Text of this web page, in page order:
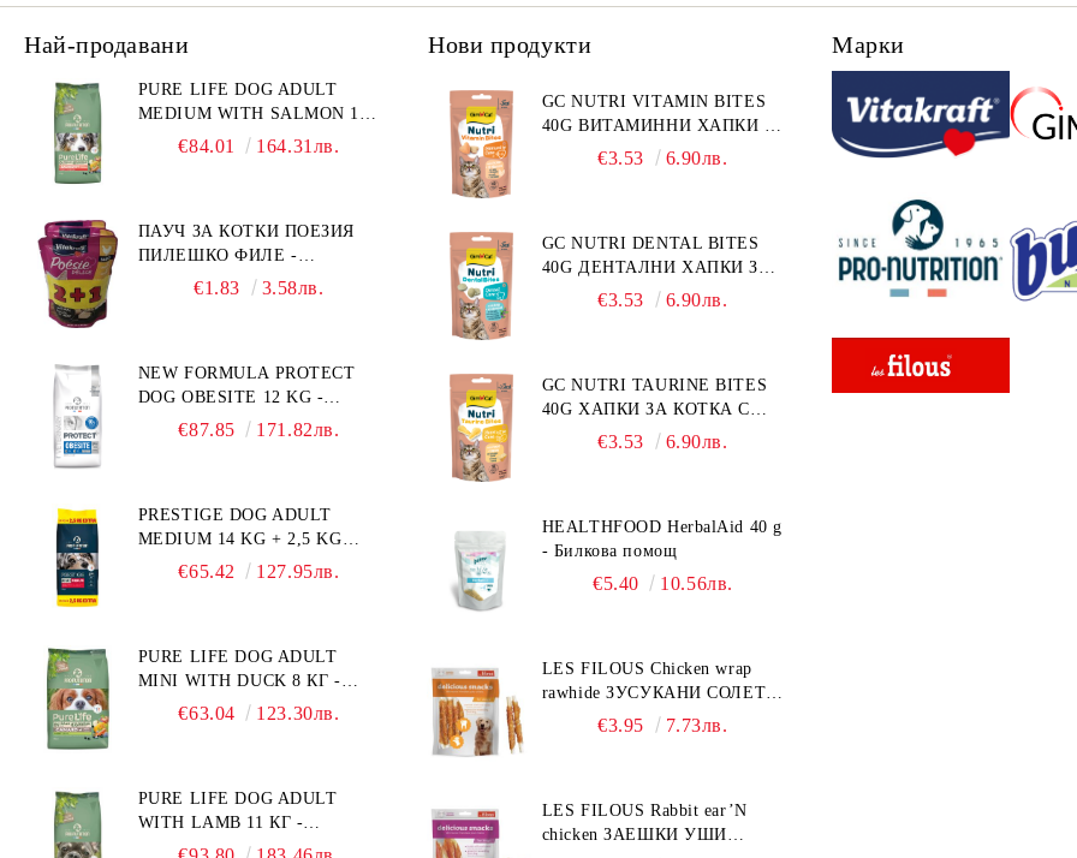
Най-продавани
PURE LIFE DOG ADULT
MEDIUM WITH SALMON 12
КГ - ПЪЛНОЦЕННА ХРАНА
ОТ 10 – 25 КГ, СЪС СЬОМГА.
БЕЗ ЗЪРНО, БЕЗ ГЛУТЕН.
ПРОИЗВЕДЕНА ВЪВ
€84.01 164.31лв.
ПАУЧ ЗА КОТКИ ПОЕЗИЯ
ПИЛЕШКО ФИЛЕ -
ПРОМОКОМПЛЕКТ 3 БР.
€1.83 3.58лв.
NEW FORMULA PROTECT
DOG OBESITE 12 KG -
ПЪЛНОЦЕННА ДИЕТИЧНА
ПОТРЕБНОСТИ:
"НАМАЛЯВАНЕ НА
НАДНОРМЕНО ТЕГЛО".
€87.85 171.82лв.
PRESTIGE DOG ADULT
MEDIUM 14 KG + 2,5 KG
ГРАТИС - ПЪЛНОЦЕННА
ВЪВ ФРАНЦИЯ.
€65.42 127.95лв.
PURE LIFE DOG ADULT
MINI WITH DUCK 8 КГ -
ПЪЛНОЦЕННА ХРАНА ЗА
С ТЕГЛО ПОД 10 КГ, С
ПАТИЦА. БЕЗ ЗЪРНО, БЕЗ
ГЛУТЕН. ПРОИЗВЕДЕНА
€63.04 123.30лв.
PURE LIFE DOG ADULT
WITH LAMB 11 КГ -
ПЪЛНОЦЕННА ХРАНА ЗА
Нови продукти
GC NUTRI VITAMIN BITES
40G ВИТАМИННИ ХАПКИ 40
€3.53 6.90лв.
GC NUTRI DENTAL BITES
40G ДЕНТАЛНИ ХАПКИ ЗА
КОТКА 40 г
€3.53 6.90лв.
GC NUTRI TAURINE BITES
40G ХАПКИ ЗА КОТКА С
ТАУРИН 40 г
€3.53 6.90лв.
HEALTHFOOD HerbalAid 40 g
- Билкова помощ
€5.40 10.56лв.
LES FILOUS Chicken wrap
rawhide ЗУСУКАНИ СОЛЕТИ
С ПИЛЕШКО, лакомство за
€3.95 7.73лв.
LES FILOUS Rabbit ear’N
chicken ЗАЕШКИ УШИ
Марки